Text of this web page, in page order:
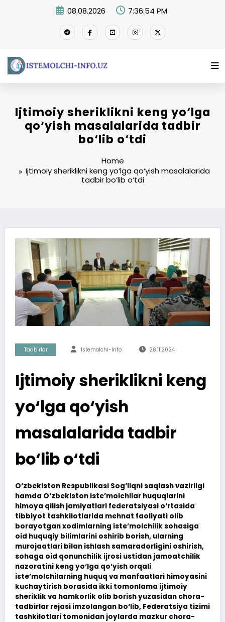
08.08.2026 7:36:55 PM
Ijtimoiy sheriklikni keng yo‘lga
qo‘yish masalalarida tadbir
bo‘lib o‘tdi
Home
Ijtimoiy sheriklikni keng yo‘lga qo‘yish masalalarida
tadbir bo‘lib o‘tdi
Tadbirlar Istemolchi-Info 28.11.2024
Ijtimoiy sheriklikni keng
yo‘lga qo‘yish
masalalarida tadbir
bo‘lib o‘tdi
O‘zbekiston Respublikasi Sog‘liqni saqlash vazirligi
hamda O‘zbekiston iste’molchilar huquqlarini
himoya qilish jamiyatlari federatsiyasi o‘rtasida
tibbiyot tashkilotlarida mehnat faoliyati olib
borayotgan xodimlarning iste’molchilik sohasiga
oid huquqiy bilimlarini oshirib borish, ularning
murojaatlari bilan ishlash samaradorligini oshirish,
sohaga oid qonunchilik ijrosi ustidan jamoatchilik
nazoratini keng yo‘lga qo‘yish orqali
iste’molchilarning huquq va manfaatlari himoyasini
kuchaytirish borasida ikki tomonlama ijtimoiy
sheriklik va hamkorlik olib borish yuzasidan chora-
tadbirlar rejasi imzolangan bo‘lib, Federatsiya tizimi
tashkilotlari tomonidan joylarda mazkur chora-